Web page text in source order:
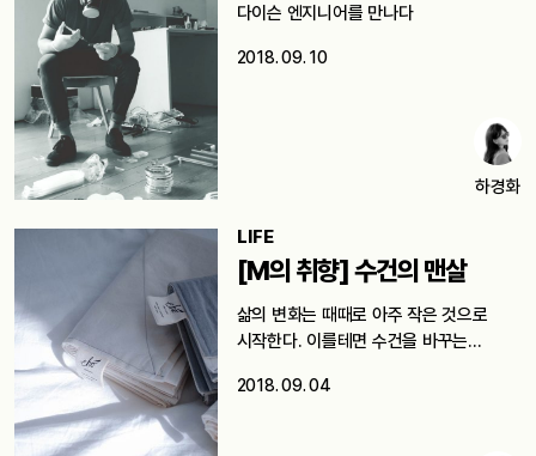
다이슨 엔지니어를 만나다
2018. 09. 10
하경화
LIFE
[M의 취향] 수건의 맨살
삶의 변화는 때때로 아주 작은 것으로
시작한다. 이를테면 수건을 바꾸는…
2018. 09. 04